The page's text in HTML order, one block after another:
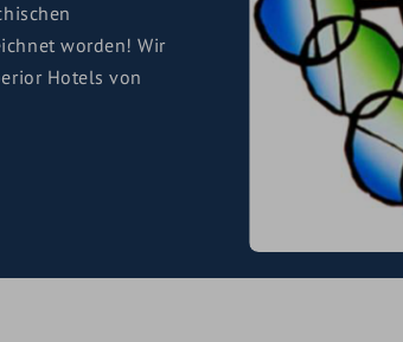
worden! Wir
Hotels von